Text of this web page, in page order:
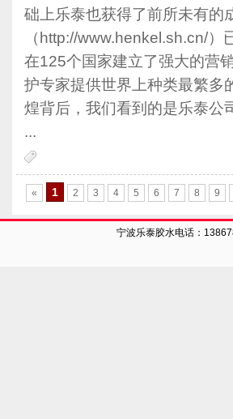
础上乐泰也获得了前所未有的
（http://www.henkel.sh.cn/
在125个国家建立了强大的营
护专家提供世界上种类最繁多
煌背后，我们看到的是乐泰公
...
« 1 2 3 4 5 6 7 8 9
宁波乐泰胶水电话：